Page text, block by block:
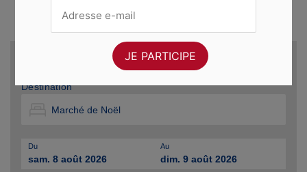
Recherche d'hôtels et autres...
Destination
Du
sam. 8 août 2026
Au
dim. 9 août 2026